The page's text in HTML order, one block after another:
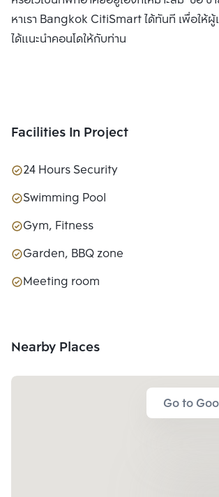
หาเรา Bangkok CitiSmart ได้ทันที เพื่อให้ผู้เ
ได้แนะนำคอนโดให้กับท่าน
Facilities In Project
24 Hours Security
Swimming Pool
Gym, Fitness
Garden, BBQ zone
Meeting room
Nearby Places
Go to